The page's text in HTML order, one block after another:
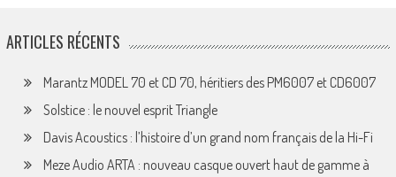
ARTICLES RÉCENTS
Marantz MODEL 70 et CD 70, héritiers des PM6007 et CD6007
Solstice : le nouvel esprit Triangle
Davis Acoustics : l’histoire d’un grand nom français de la Hi-Fi
Meze Audio ARTA : nouveau casque ouvert haut de gamme à